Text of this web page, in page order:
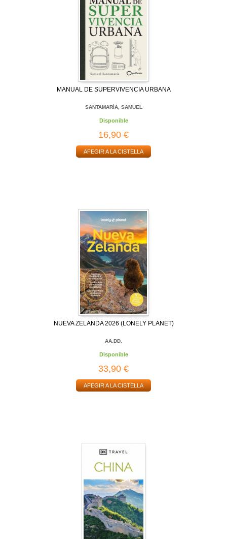
MANUAL DE SUPERVIVENCIA URBANA
SANTAMARÍA, SAMUEL
Disponible
16,90 €
AFEGIR A LA CISTELLA
NUEVA ZELANDA 2026 (LONELY PLANET)
AA.DD.
Disponible
33,90 €
AFEGIR A LA CISTELLA